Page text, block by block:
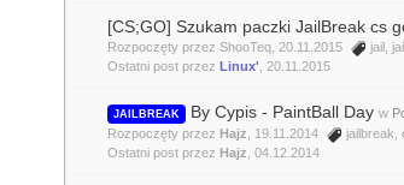
[CS;GO] Szukam paczki JailBreak cs
Rozpoczęty przezShooTeq , 20.11.2015 jail
Ostatni post przezLinux' 20.11.2015
JAILBREAK By Cypis - PaintBall Day w
Rozpoczęty przez Hajz , 19.11.2014 jailbreak ,
Ostatni post przez Hajz ,04.12.2014